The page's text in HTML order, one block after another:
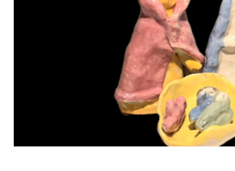
atividades
os